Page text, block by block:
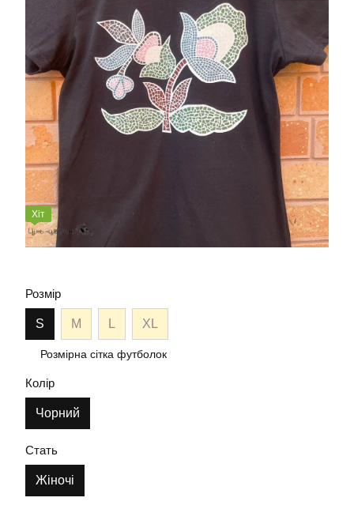
Хіт
Розмір
S M L XL
Розмірна сітка футболок
Колір
Чорний
Стать
Жіночі